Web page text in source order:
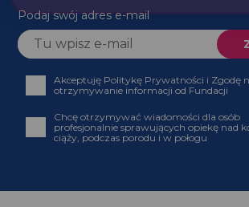
Podaj swój adres e-mail
Akceptuję Politykę Prywatności i Zgodę na
Chcę otrzymywać wiadomości dla osób
sprawujących opiekę nad kobietą w ciąży,